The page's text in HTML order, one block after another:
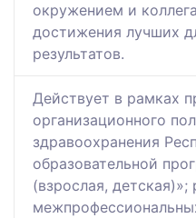
окружением и
достижения лучших
результатов.
Действует в рамках
организационного
здравоохранения
образовательной
(взрослая, детская)»;